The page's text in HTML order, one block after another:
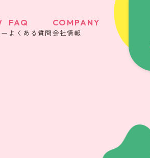
FAQ
よくある質問
COMPANY
会社情報